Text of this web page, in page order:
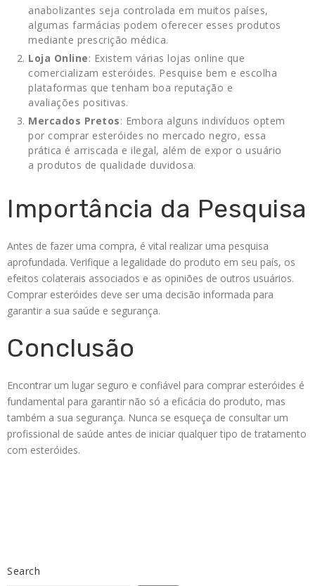
anabolizantes seja controlada em muitos países,
algumas farmácias podem oferecer esses produtos
mediante prescrição médica.
Loja Online: Existem várias lojas online que
comercializam esteróides. Pesquise bem e escolha
plataformas que tenham boa reputação e
avaliações positivas.
Mercados Pretos: Embora alguns indivíduos optem
por comprar esteróides no mercado negro, essa
prática é arriscada e ilegal, além de expor o usuário
a produtos de qualidade duvidosa.
Importância da Pesquisa
Antes de fazer uma compra, é vital realizar uma pesquisa
aprofundada. Verifique a legalidade do produto em seu país, os
efeitos colaterais associados e as opiniões de outros usuários.
Comprar esteróides deve ser uma decisão informada para
garantir a sua saúde e segurança.
Conclusão
Encontrar um lugar seguro e confiável para comprar esteróides é
fundamental para garantir não só a eficácia do produto, mas
também a sua segurança. Nunca se esqueça de consultar um
profissional de saúde antes de iniciar qualquer tipo de tratamento
com esteróides.
Search